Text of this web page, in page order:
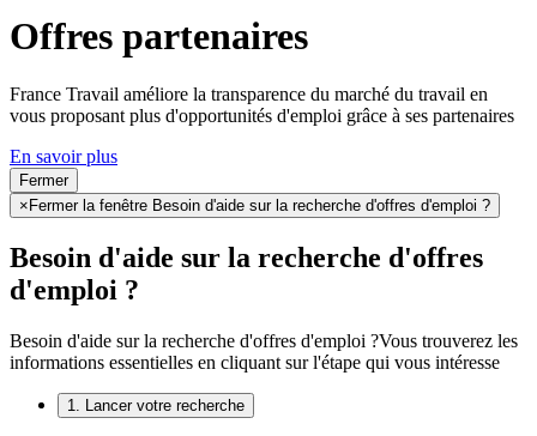
Offres partenaires
France Travail améliore la transparence du marché du travail en
vous proposant plus d'opportunités d'emploi grâce à ses partenaires
En savoir plus
Fermer
× Fermer la fenêtre Besoin d'aide sur la recherche d'offres d'emploi ?
Besoin d'aide sur la recherche d'offres
d'emploi ?
Besoin d'aide sur la recherche d'offres d'emploi ?Vous trouverez les
informations essentielles en cliquant sur l'étape qui vous intéresse
1. Lancer votre recherche